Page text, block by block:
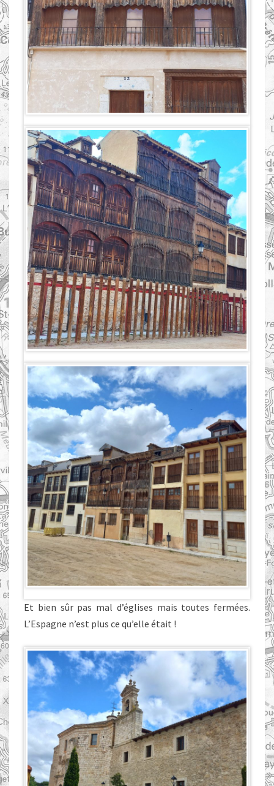
Et bien sûr pas mal d’églises mais toutes fermées.
L’Espagne n’est plus ce qu’elle était !